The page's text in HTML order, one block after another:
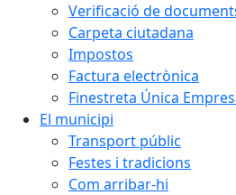
Verificació de
Carpeta ciutadana
Impostos
Factura electrònica
Finestreta Única
El municipi
Transport públic
Festes i tradicions
Com arribar-hi